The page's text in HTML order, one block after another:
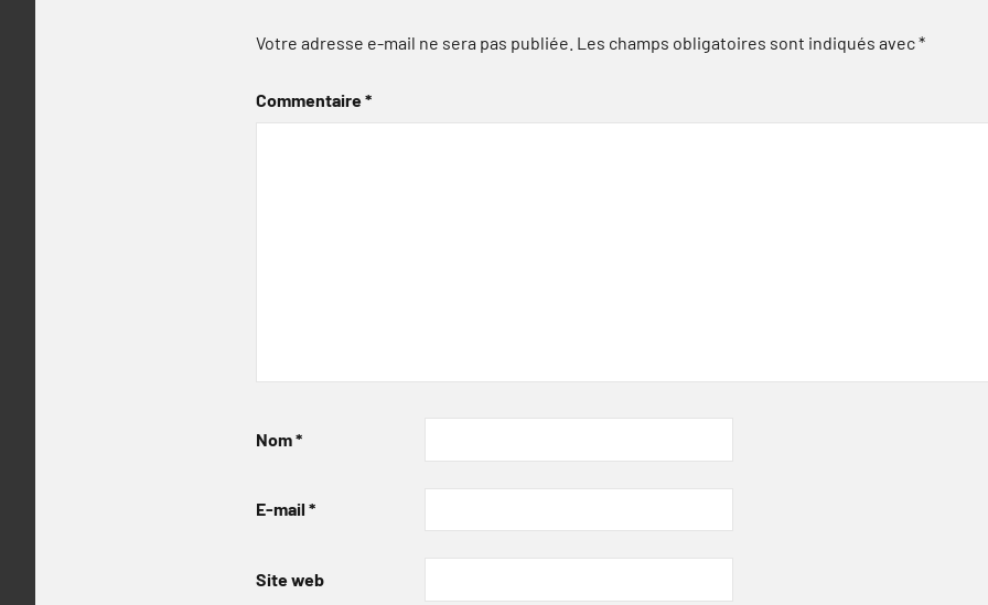
Votre adresse e-mail ne sera pas publiée. Les champs obligatoires sont indiqués avec*
Commentaire*
Nom*
E-mail *
Site web